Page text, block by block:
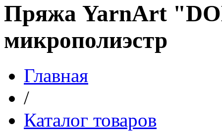
Пряжа YarnArt
микрополиэстр
Главная
/
Каталог товаров